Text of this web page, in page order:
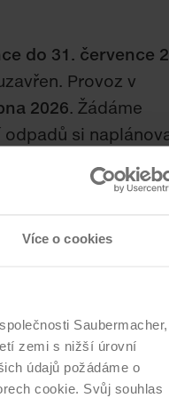
Více o cookies
Saubermacher,
zemi s nižší úrovní
údajů požádáme o
cookie. Svůj souhlas
do 31. července
Provoz v
2026. Žádáme
si
šaten a
moderním
včetně